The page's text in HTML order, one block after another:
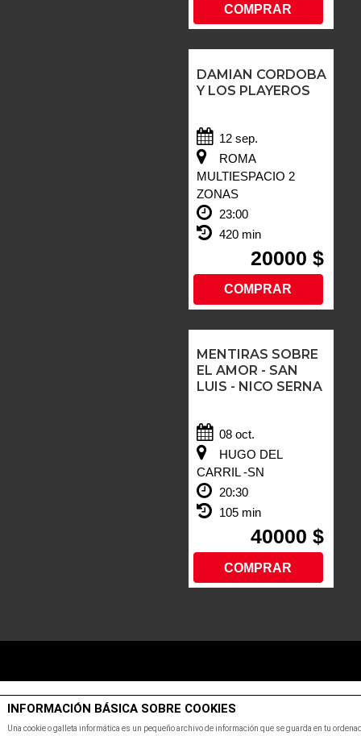
COMPRAR
DAMIAN CORDOBA
Y LOS PLAYEROS
12 sep.
ROMA
MULTIESPACIO 2
ZONAS
23:00
420 min
20000 $
COMPRAR
MENTIRAS SOBRE
EL AMOR - SAN
LUIS - NICO SERNA
08 oct.
HUGO DEL
CARRIL -SN
20:30
105 min
40000 $
COMPRAR
INFORMACIÓN BÁSICA SOBRE COOKIES
Una cookie o galleta informática es un pequeño archivo de información que se guarda en tu